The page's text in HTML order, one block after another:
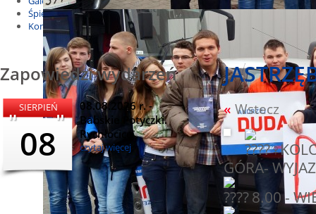
Śpiewnik
Kontakt
Zapowiedzi wydarzeń
SIERPIEŃ
08
08.08.2026 r. -
Babskie Potyczki.
Rychłocice
czytaj więcej
« Wstecz
GÓRA-
8.00 -